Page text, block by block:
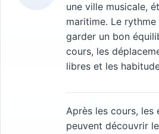
une ville musicale,
maritime. Le
garder un bon
cours, les
libres et les
Après les cours, les
peuvent découvrir